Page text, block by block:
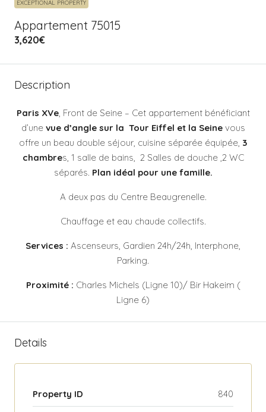
EXCEPTIONAL PROPERTY
Appartement 75015
3,620€
Description
Paris XVe, Front de Seine – Cet appartement bénéficiant
d’unevue d’angle sur la Tour Eiffel et la Seinevous
offre un beau double séjour, cuisine séparée équipée, 3
chambres, 1 salle de bains, 2 Salles de douche ,2 WC
séparés. Plan idéal pour une famille.
A deux pas du Centre Beaugrenelle.
Chauffage et eau chaude collectifs.
Services : Ascenseurs, Gardien 24h/24h, Interphone,
Parking.
Proximité : Charles Michels (Ligne 10)/ Bir Hakeim (
Ligne 6)
Details
Property ID 840